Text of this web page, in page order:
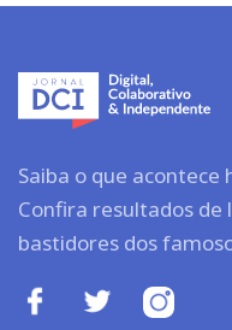
Saiba o que acontece
Confira resultados de
bastidores dos